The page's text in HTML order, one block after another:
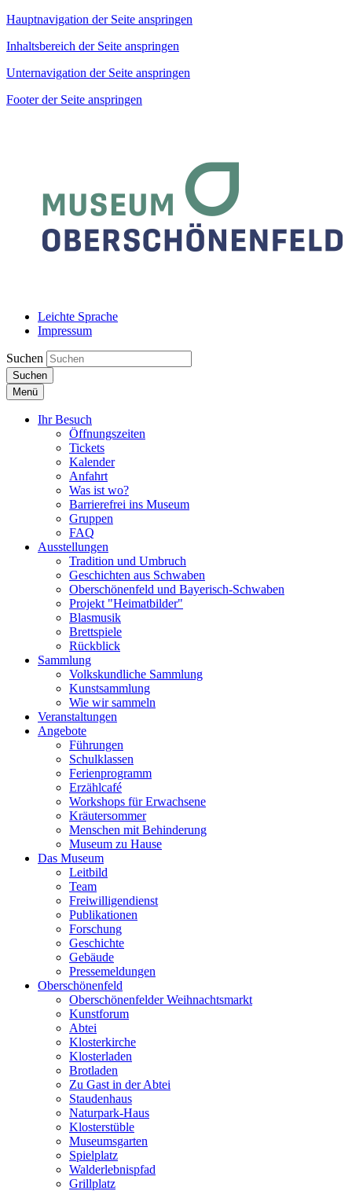
Hauptnavigation der Seite anspringen
Inhaltsbereich der Seite anspringen
Unternavigation der Seite anspringen
Footer der Seite anspringen
Leichte Sprache
Impressum
Suchen
Suchen
Menü
Ihr Besuch
Öffnungszeiten
Tickets
Kalender
Anfahrt
Was ist wo?
Barrierefrei ins Museum
Gruppen
FAQ
Ausstellungen
Tradition und Umbruch
Geschichten aus Schwaben
Oberschönenfeld und Bayerisch-Schwaben
Projekt "Heimatbilder"
Blasmusik
Brettspiele
Rückblick
Sammlung
Volkskundliche Sammlung
Kunstsammlung
Wie wir sammeln
Veranstaltungen
Angebote
Führungen
Schulklassen
Ferienprogramm
Erzählcafé
Workshops für Erwachsene
Kräutersommer
Menschen mit Behinderung
Museum zu Hause
Das Museum
Leitbild
Team
Freiwilligendienst
Publikationen
Forschung
Geschichte
Gebäude
Pressemeldungen
Oberschönenfeld
Oberschönenfelder Weihnachtsmarkt
Kunstforum
Abtei
Klosterkirche
Klosterladen
Brotladen
Zu Gast in der Abtei
Staudenhaus
Naturpark-Haus
Klosterstüble
Museumsgarten
Spielplatz
Walderlebnispfad
Grillplatz